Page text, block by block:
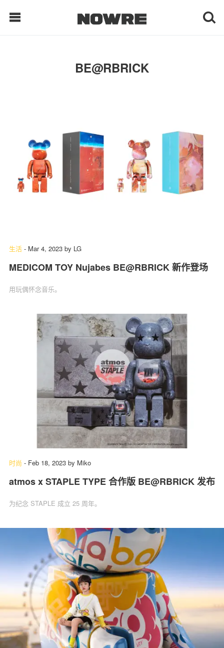
每日鲜榨
时 尚
球 鞋
生 活
BE@RBRICK
生活 - Mar 4, 2023 by LG
MEDICOM TOY Nujabes BE@RBRICK 新作登场
用玩偶怀念音乐。
时尚 - Feb 18, 2023 by Miko
atmos x STAPLE TYPE 合作版 BE@RBRICK 发布
为纪念 STAPLE 成立 25 周年。